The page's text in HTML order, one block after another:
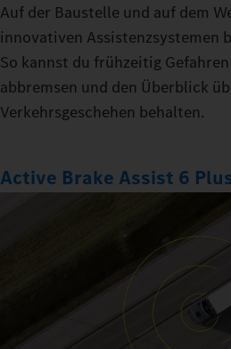
Auf der Baustelle und auf dem
innovativen Assistenzsystemen
So kannst du frühzeitig
abbremsen und den Überblick
Verkehrsgeschehen behalten.
Active Brake Assist 6